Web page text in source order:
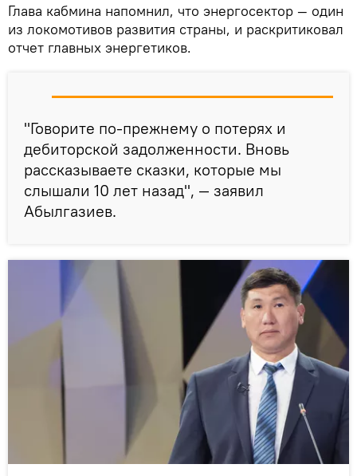
Глава кабмина напомнил, что энергосектор — один
из локомотивов развития страны, и раскритиковал
отчет главных энергетиков.
"Говорите по-прежнему о потерях и
дебиторской задолженности. Вновь
рассказываете сказки, которые мы
слышали 10 лет назад", — заявил
Абылгазиев.